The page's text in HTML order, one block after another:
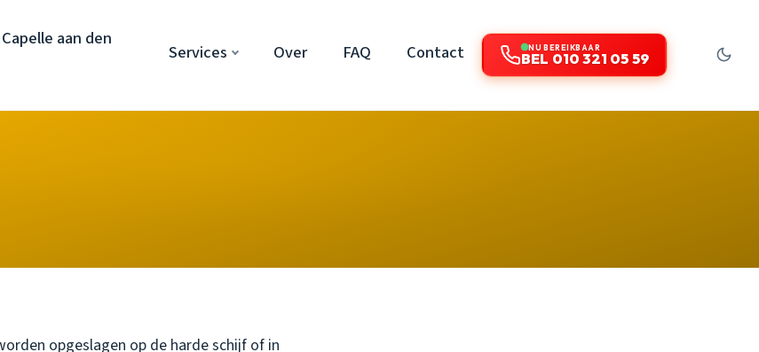
aan den
Services Over FAQ Contact NU BEREIKBAAR
BEL 010 321 05 59
opgeslagen op de harde schijf of in